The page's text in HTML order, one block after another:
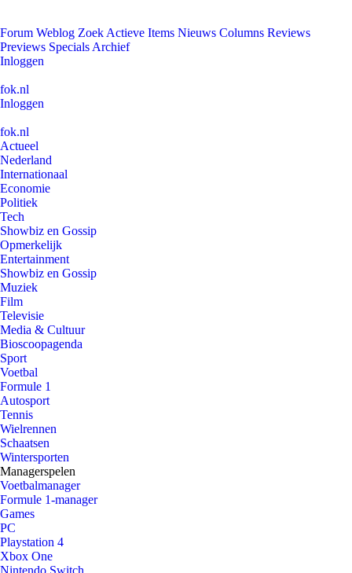
Forum Weblog Zoek Actieve Items Nieuws Columns Reviews
Previews Specials Archief
Inloggen
fok.nl
Inloggen
fok.nl
Actueel
Nederland
Internationaal
Economie
Politiek
Tech
Showbiz en Gossip
Opmerkelijk
Entertainment
Showbiz en Gossip
Muziek
Film
Televisie
Media & Cultuur
Bioscoopagenda
Sport
Voetbal
Formule 1
Autosport
Tennis
Wielrennen
Schaatsen
Wintersporten
Managerspelen
Voetbalmanager
Formule 1-manager
Games
PC
Playstation 4
Xbox One
Nintendo Switch